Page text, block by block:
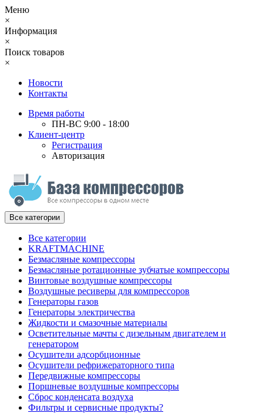
Меню
×
Информация
×
Поиск товаров
×
Новости
Контакты
Время работы
ПН-ВС 9:00 - 18:00
Клиент-центр
Регистрация
Авторизация
Все категории
Все категории
KRAFTMACHINE
Безмасляные компрессоры
Безмасляные ротационные зубчатые компрессоры
Винтовые воздушные компрессоры
Воздушные ресиверы для компрессоров
Генераторы газов
Генераторы электричества
Жидкости и смазочные материалы
Осветительные мачты с дизельным двигателем и
генератором
Осушители адсорбционные
Осушители рефрижераторного типа
Передвижные компрессоры
Поршневые воздушные компрессоры
Сброс конденсата воздуха
Фильтры и сервисные продукты?